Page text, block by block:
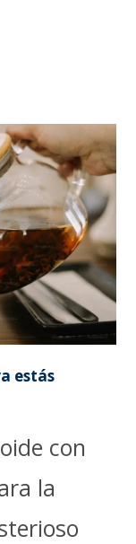
estás
con
la